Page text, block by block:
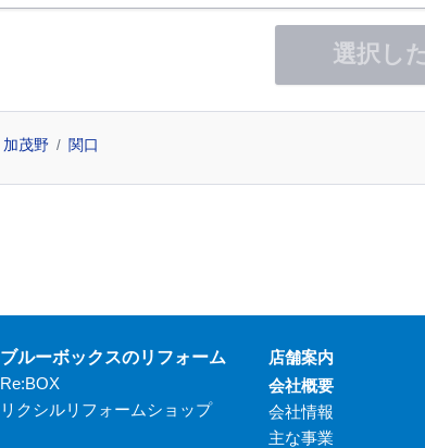
選択し
加茂野 関口
ブルーボックスのリフォーム
Re:BOX
リクシルリフォームショップ
店舗案内
会社概要
会社情報
主な事業